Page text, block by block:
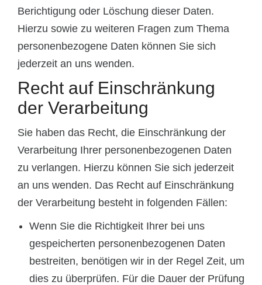
Berichtigung oder Löschung dieser Daten.
Hierzu sowie zu weiteren Fragen zum Thema
personenbezogene Daten können Sie sich
jederzeit an uns wenden.
Recht auf Einschränkung
der Verarbeitung
Sie haben das Recht, die Einschränkung der
Verarbeitung Ihrer personenbezogenen Daten
zu verlangen. Hierzu können Sie sich jederzeit
an uns wenden. Das Recht auf Einschränkung
der Verarbeitung besteht in folgenden Fällen:
Wenn Sie die Richtigkeit Ihrer bei uns
gespeicherten personenbezogenen Daten
bestreiten, benötigen wir in der Regel Zeit, um
dies zu überprüfen. Für die Dauer der Prüfung